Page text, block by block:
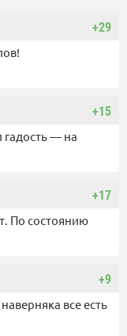
+29
+15
гадость — на
+17
По состоянию
+9
все есть